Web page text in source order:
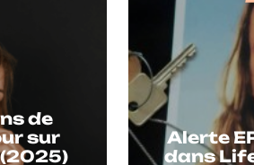
de
sur
Alerte
dans